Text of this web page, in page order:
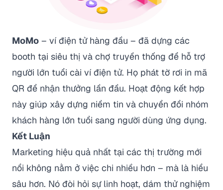
MoMo – ví điện tử hàng đầu – đã dựng các
booth tại siêu thị và chợ truyền thống để hỗ trợ
người lớn tuổi cài ví điện tử. Họ phát tờ rơi in mã
QR để nhận thưởng lần đầu. Hoạt động kết hợp
này giúp xây dựng niềm tin và chuyển đổi nhóm
khách hàng lớn tuổi sang người dùng ứng dụng.
Kết Luận
Marketing hiệu quả nhất tại các thị trường mới
nổi không nằm ở việc chi nhiều hơn – mà là hiểu
sâu hơn. Nó đòi hỏi sự linh hoạt, dám thử nghiệm